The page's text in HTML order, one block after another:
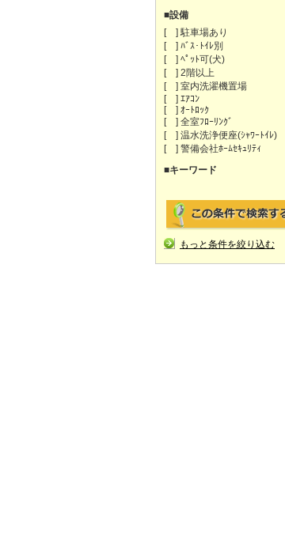
■設備
[ ] 駐車場あり
[ ] ﾊﾞｽ･ﾄｲﾚ別
[ ] ﾍﾟｯﾄ可(犬)
[ ] 2階以上
[ ] 室内洗濯機置場
[ ] ｴｱｺﾝ
[ ] ｵｰﾄﾛｯｸ
[ ] 全室ﾌﾛｰﾘﾝｸﾞ
[ ] 温水洗浄便座(ｼｬﾜｰﾄｲﾚ)
[ ] 警備会社ﾎｰﾑｾｷｭﾘﾃｨ
■キーワード
もっと条件を絞り込む